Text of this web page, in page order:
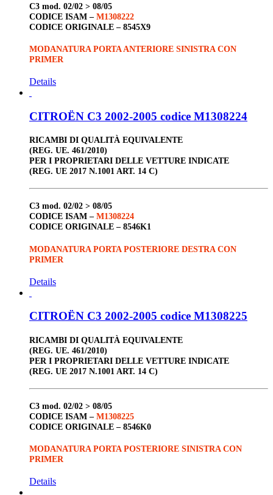
C3 mod. 02/02 > 08/05
CODICE ISAM – M1308222
CODICE ORIGINALE – 8545X9
MODANATURA PORTA ANTERIORE SINISTRA CON
PRIMER
Details
CITROËN C3 2002-2005 codice M1308224
RICAMBI DI QUALITÀ EQUIVALENTE
(REG. UE. 461/2010)
PER I PROPRIETARI DELLE VETTURE INDICATE
(REG. UE 2017 N.1001 ART. 14 C)
C3 mod. 02/02 > 08/05
CODICE ISAM – M1308224
CODICE ORIGINALE – 8546K1
MODANATURA PORTA POSTERIORE DESTRA CON
PRIMER
Details
CITROËN C3 2002-2005 codice M1308225
RICAMBI DI QUALITÀ EQUIVALENTE
(REG. UE. 461/2010)
PER I PROPRIETARI DELLE VETTURE INDICATE
(REG. UE 2017 N.1001 ART. 14 C)
C3 mod. 02/02 > 08/05
CODICE ISAM – M1308225
CODICE ORIGINALE – 8546K0
MODANATURA PORTA POSTERIORE SINISTRA CON
PRIMER
Details